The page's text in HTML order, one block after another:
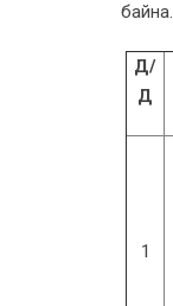
байна.
Д/
Д
1